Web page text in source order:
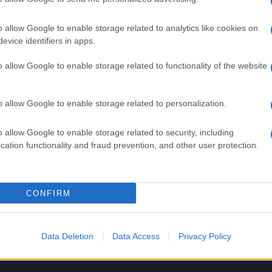
allow Google to enable storage related to analytics like cookies on
identifiers in apps.
allow Google to enable storage related to functionality of the website
allow Google to enable storage related to personalization.
allow Google to enable storage related to security, including
functionality and fraud prevention, and other user protection.
CONFIRM
Data Deletion Data Access Privacy Policy
d’orchestra…Beatrice Venezi
di Morgan al Festival di Sanremo si è rivelata
dalle accuse di frode fiscale.
Successiva
vertiginoso in una settimana